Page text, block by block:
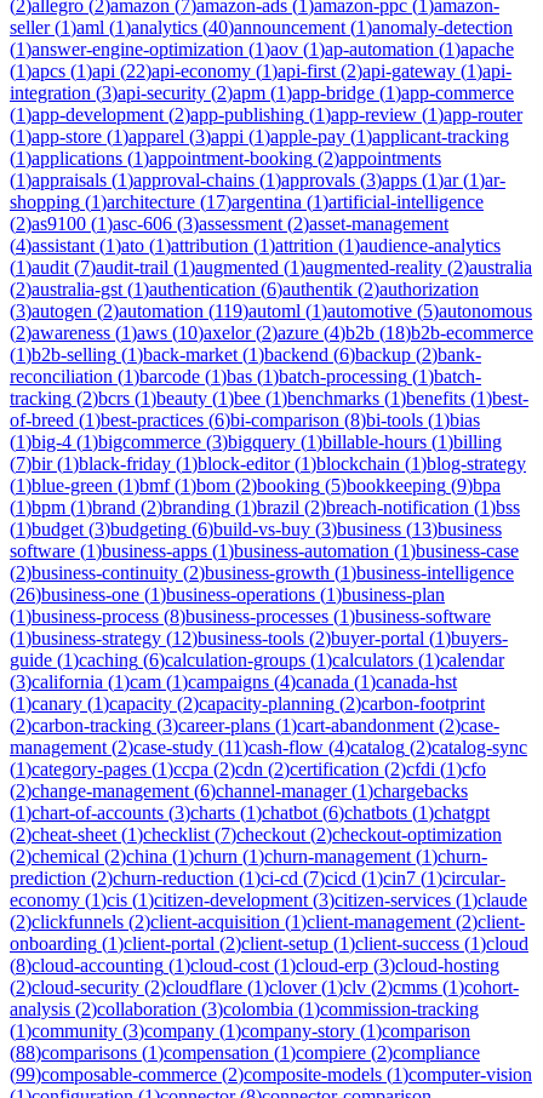
(2)allegro (2)amazon (7)amazon-ads (1)amazon-ppc (1)amazon-
seller(1)aml (1)analytics (40)announcement (1)anomaly-detection
(1)answer-engine-optimization (1)aov (1)ap-automation (1)apache
(1)apcs (1)api (22)api-economy (1)api-first (2)api-gateway (1)api-
integration (3)api-security (2)apm (1)app-bridge (1)app-commerce
(1)app-development (2)app-publishing (1)app-review (1)app-router
(1)app-store (1)apparel (3)appi (1)apple-pay (1)applicant-tracking
(1)applications (1)appointment-booking (2)appointments
(1)appraisals (1)approval-chains (1)approvals (3)apps (1)ar(1)ar-
shopping (1)architecture (17)argentina (1)artificial-intelligence
(2)as9100 (1)asc-606 (3)assessment (2)asset-management
(4)assistant (1)ato (1)attribution (1)attrition (1)audience-analytics
(1)audit (7)audit-trail (1)augmented (1)augmented-reality (2)australia
(2)australia-gst (1)authentication (6)authentik (2)authorization
(3)autogen (2)automation (119)automl (1)automotive (5)autonomous
(2)awareness (1)aws (10)axelor(2)azure (4)b2b (18)b2b-ecommerce
(1)b2b-selling (1)back-market (1)backend (6)backup (2)bank-
reconciliation (1)barcode (1)bas (1)batch-processing (1)batch-
tracking (2)bcrs (1)beauty (1)bee (1)benchmarks (1)benefits (1)best-
of-breed (1)best-practices (6)bi-comparison (8)bi-tools (1)bias
(1)big-4 (1)bigcommerce (3)bigquery (1)billable-hours (1)billing
(7)bir(1)black-friday (1)block-editor(1)blockchain (1)blog-strategy
(1)blue-green (1)bmf(1)bom (2)booking (5)bookkeeping (9)bpa
(1)bpm (1)brand (2)branding (1)brazil (2)breach-notification (1)bss
(1)budget (3)budgeting (6)build-vs-buy (3)business (13)business
software (1)business-apps (1)business-automation (1)business-case
(2)business-continuity (2)business-growth (1)business-intelligence
(26)business-one (1)business-operations (1)business-plan
(1)business-process (8)business-processes (1)business-software
(1)business-strategy (12)business-tools (2)buyer-portal (1)buyers-
guide (1)caching (6)calculation-groups (1)calculators (1)calendar
(3)california (1)cam (1)campaigns (4)canada (1)canada-hst
(1)canary (1)capacity (2)capacity-planning (2)carbon-footprint
(2)carbon-tracking (3)career-plans (1)cart-abandonment (2)case-
management (2)case-study (11)cash-flow (4)catalog (2)catalog-sync
(1)category-pages (1)ccpa (2)cdn (2)certification (2)cfdi (1)cfo
(2)change-management (6)channel-manager(1)chargebacks
(1)chart-of-accounts (3)charts (1)chatbot (6)chatbots (1)chatgpt
(2)cheat-sheet (1)checklist (7)checkout (2)checkout-optimization
(2)chemical (2)china (1)churn (1)churn-management (1)churn-
prediction (2)churn-reduction (1)ci-cd (7)cicd (1)cin7 (1)circular-
economy (1)cis (1)citizen-development (3)citizen-services (1)claude
(2)clickfunnels (2)client-acquisition (1)client-management (2)client-
onboarding (1)client-portal (2)client-setup (1)client-success (1)cloud
(8)cloud-accounting (1)cloud-cost (1)cloud-erp (3)cloud-hosting
(2)cloud-security (2)cloudflare (1)clover(1)clv (2)cmms (1)cohort-
analysis (2)collaboration (3)colombia (1)commission-tracking
(1)community (3)company (1)company-story (1)comparison
(88)comparisons (1)compensation (1)compiere (2)compliance
(99)composable-commerce (2)composite-models (1)computer-vision